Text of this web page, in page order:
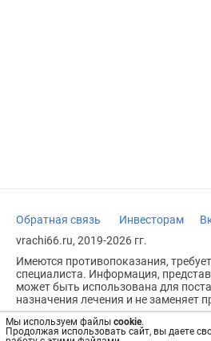
Мы используем файлы cookie.
Продолжая использовать сайт, вы даете
Обратная связь Инвесторам
vrachi66.ru, 2019-2026 гг.
Имеются противопоказания,
специалиста. Информация,
может быть использована для
назначения лечения и не заменяет
Возрастное ограничение: 18+